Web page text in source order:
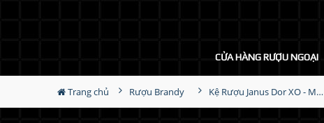
CỬA HÀNG RƯỢU NGOẠI
Trang chủ Rượu Brandy Kệ Rượu Janus Dor XO - Mèo Thần Tài Đỏ 2023